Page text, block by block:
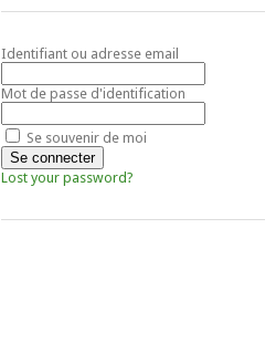
Identifiant ou adresse email
Mot de passe d'identification
Se souvenir de moi
Lost your password?